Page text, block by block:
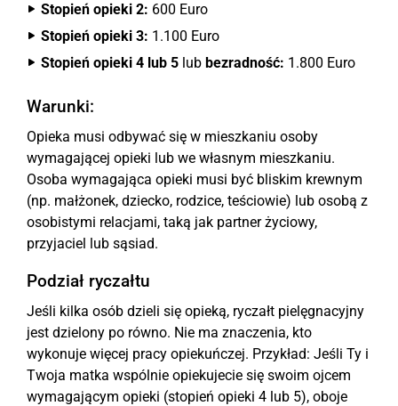
Stopień opieki 2: 600 Euro
Stopień opieki 3: 1.100 Euro
Stopień opieki 4 lub 5 lub bezradność: 1.800 Euro
Warunki:
Opieka musi odbywać się w mieszkaniu osoby
wymagającej opieki lub we własnym mieszkaniu.
Osoba wymagająca opieki musi być bliskim krewnym
(np. małżonek, dziecko, rodzice, teściowie) lub osobą z
osobistymi relacjami, taką jak partner życiowy,
przyjaciel lub sąsiad.
Podział ryczałtu
Jeśli kilka osób dzieli się opieką, ryczałt pielęgnacyjny
jest dzielony po równo. Nie ma znaczenia, kto
wykonuje więcej pracy opiekuńczej. Przykład: Jeśli Ty i
Twoja matka wspólnie opiekujecie się swoim ojcem
wymagającym opieki (stopień opieki 4 lub 5), oboje